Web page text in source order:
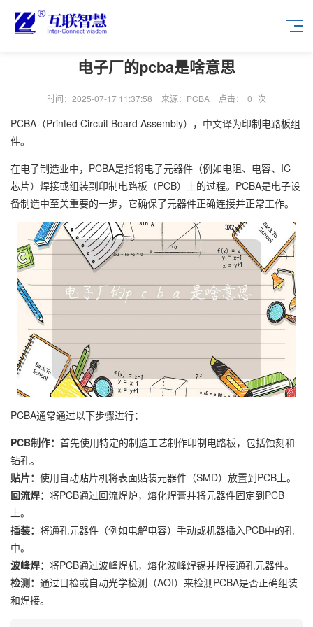
电子厂的pcba是啥意思
时间：2025-07-17 11:37:58 来源：PCBA 点击： 0 次
PCBA（Printed Circuit Board Assembly），中文译为印制电路板组
件。
在电子制造业中，PCBA是指将电子元器件（例如电阻、电容、IC
芯片）焊接或组装到印制电路板（PCB）上的过程。PCBA是电子设
备制造中至关重要的一步，它确保了元器件正确连接并正常工作。
PCBA通常通过以下步骤进行：
PCB制作： 首先使用特定的制造工艺制作印制电路板，包括蚀刻和
钻孔。
贴片： 使用自动贴片机将表面贴装元器件（SMD）放置到PCB上。
回流焊： 将PCB通过回流焊炉，熔化焊膏并将元器件固定到PCB
上。
插装： 将通孔元器件（例如电解电容）手动或机器插入PCB中的孔
中。
波峰焊： 将PCB通过波峰焊机，熔化波峰焊锡并焊接通孔元器件。
检测： 通过目检或自动光学检测（AOI）来检测PCBA是否正确组装
和焊接。